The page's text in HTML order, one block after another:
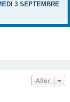
3 SEPTEMBRE
Aller